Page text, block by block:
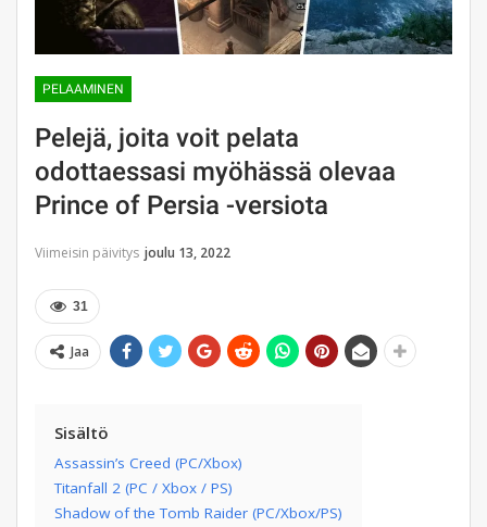
PELAAMINEN
Pelejä, joita voit pelata
odottaessasi myöhässä olevaa
Prince of Persia -versiota
Viimeisin päivitys joulu 13, 2022
31
Jaa
Sisältö
Assassin’s Creed (PC/Xbox)
Titanfall 2 (PC / Xbox / PS)
Shadow of the Tomb Raider (PC/Xbox/PS)